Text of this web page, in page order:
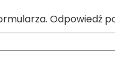
Odpowiedź